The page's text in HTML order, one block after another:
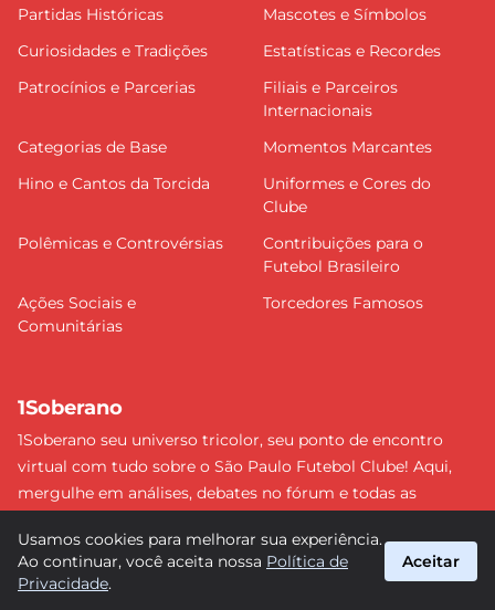
Partidas Históricas
Mascotes e Símbolos
Curiosidades e Tradições
Estatísticas e Recordes
Patrocínios e Parcerias
Filiais e Parceiros
Internacionais
Categorias de Base
Momentos Marcantes
Hino e Cantos da Torcida
Uniformes e Cores do
Clube
Polêmicas e Controvérsias
Contribuições para o
Futebol Brasileiro
Ações Sociais e
Comunitárias
Torcedores Famosos
1Soberano
1Soberano seu universo tricolor, seu ponto de encontro
virtual com tudo sobre o São Paulo Futebol Clube! Aqui,
mergulhe em análises, debates no fórum e todas as
detalhe e faça parte dessa comunidade apaixonada pelo
tricolor paulista. #SPFC #SãoPaulo #1Soberano
Usamos cookies para melhorar sua experiência.
Ao continuar, você aceita nossa Política de
Privacidade.
Aceitar